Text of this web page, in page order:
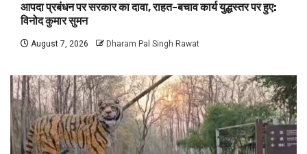
आपदा प्रबंधन पर सरकार का दावा, राहत-बचाव कार्य युद्धस्तर पर हुए:
विनोद कुमार सुमन
August 7, 2026 Dharam Pal Singh Rawat